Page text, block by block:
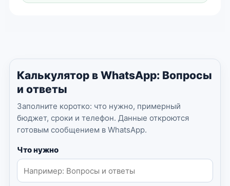
Калькулятор в WhatsApp: Вопросы
и ответы
Заполните коротко: что нужно, примерный
бюджет, сроки и телефон. Данные откроются
готовым сообщением в WhatsApp.
Что нужно